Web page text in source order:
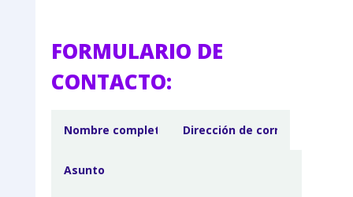
FORMULARIO DE
CONTACTO: